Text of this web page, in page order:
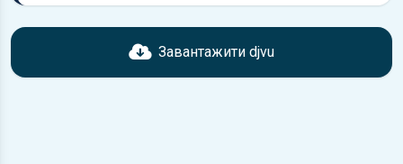
Перед завантаженням ознайомтесь з характеристиками
Toyota Ipsum, що надані в книзі. Можливі розбіжності,
Завантажити djvu